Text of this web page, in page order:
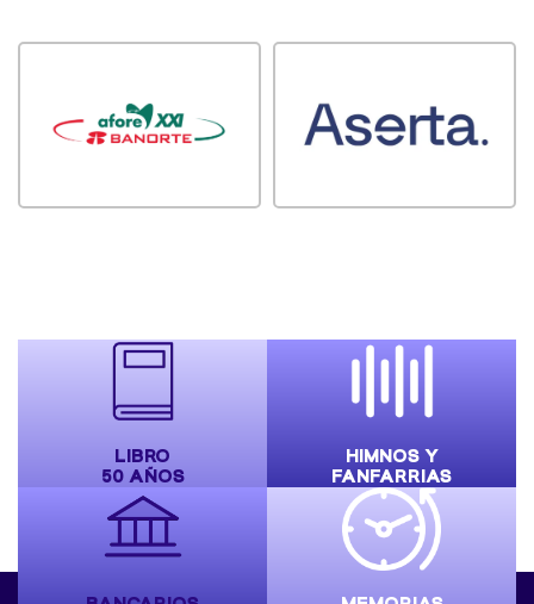
LIBRO
50 AÑOS
HIMNOS Y
FANFARRIAS